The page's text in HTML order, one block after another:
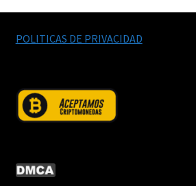
POLITICAS DE PRIVACIDAD